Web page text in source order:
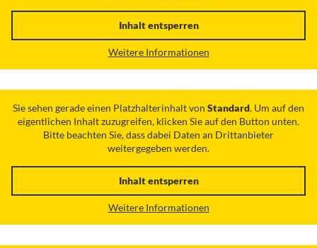
Inhalt entsperren
Weitere Informationen
Sie sehen gerade einen Platzhalterinhalt von Standard. Um auf den
eigentlichen Inhalt zuzugreifen, klicken Sie auf den Button unten.
Bitte beachten Sie, dass dabei Daten an Drittanbieter
weitergegeben werden.
Inhalt entsperren
Weitere Informationen